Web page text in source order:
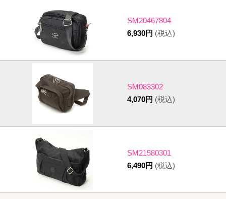
SM20467804
6,930円 (税込)
SM083302
4,070円 (税込)
SM21580301
6,490円 (税込)